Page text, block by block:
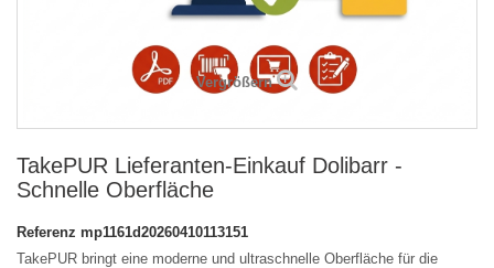
Vergrößern
TakePUR Lieferanten-Einkauf Dolibarr -
Schnelle Oberfläche
Referenz mp1161d20260410113151
TakePUR bringt eine moderne und ultraschnelle Oberfläche für die